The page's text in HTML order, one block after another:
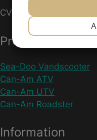
CVR-nummer: 27233678
Produkter
Sea-Doo Vandscooter
Can-Am ATV
Can-Am UTV
Can-Am Roadster
Information